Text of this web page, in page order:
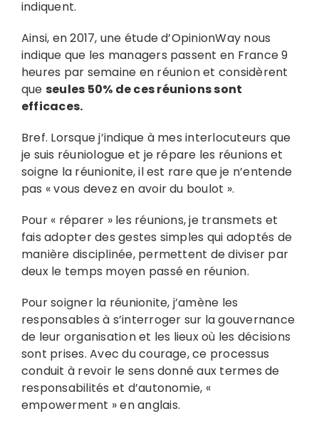
indiquent.
Ainsi, en 2017, une étude d’OpinionWay nous
indique que les managers passent en France 9
heures par semaine en réunion et considèrent
que seules 50% de ces réunions sont
efficaces.
Bref. Lorsque j’indique à mes interlocuteurs que
je suis réuniologue et je répare les réunions et
soigne la réunionite, il est rare que je n’entende
pas « vous devez en avoir du boulot ».
Pour « réparer » les réunions, je transmets et
fais adopter des gestes simples qui adoptés de
manière disciplinée, permettent de diviser par
deux le temps moyen passé en réunion.
Pour soigner la réunionite, j’amène les
responsables à s’interroger sur la gouvernance
de leur organisation et les lieux où les décisions
sont prises. Avec du courage, ce processus
conduit à revoir le sens donné aux termes de
responsabilités et d’autonomie, «
empowerment » en anglais.